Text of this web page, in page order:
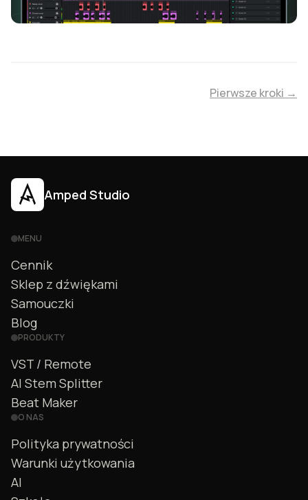
Pierwsze kroki →
Amped Studio
MENU
Cennik
Sklep z dźwiękami
Samouczki
Blog
PRODUKTY
VST / Remote
AI Stem Splitter
Beat Maker
O NAS
Polityka prywatności
Warunki użytkowania
AI